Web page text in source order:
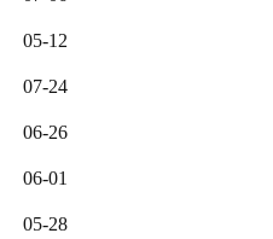
05-12
07-24
06-26
06-01
05-28